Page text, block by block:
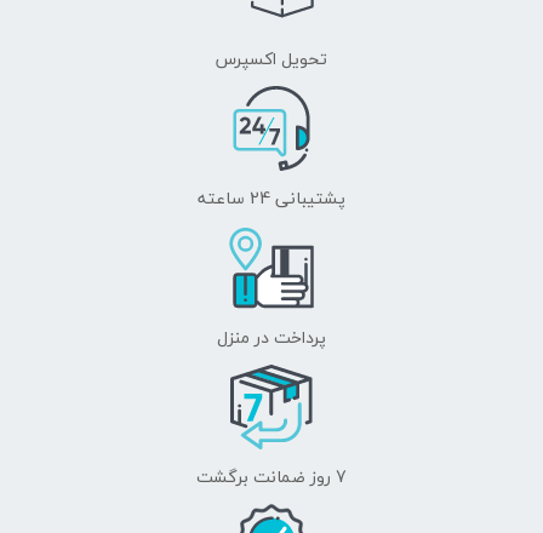
تحویل اکسپرس
پشتیبانی 24 ساعته
پرداخت در منزل
7 روز ضمانت برگشت